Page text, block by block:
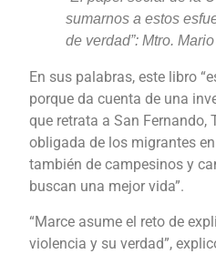
sumarnos a estos
de verdad”: Mtro.
En sus palabras, este libro
porque da cuenta de una
que retrata a San Fernando,
obligada de los migrantes
también de campesinos y
buscan una mejor vida”.
“Marce asume el reto de
violencia y su verdad”,